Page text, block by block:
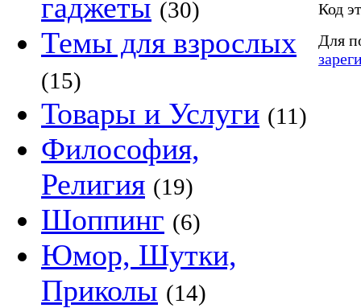
гаджеты (30)
Темы для взрослых
(15)
Товары и Услуги (11)
Философия,
Религия (19)
Шоппинг (6)
Юмор, Шутки,
Приколы (14)
Код
Для